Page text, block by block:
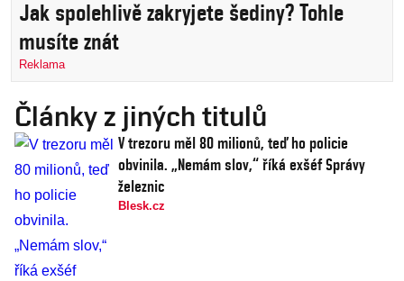
Jak spolehlivě zakryjete šediny? Tohle
musíte znát
Reklama
Články z jiných titulů
V trezoru měl 80 milionů, teď ho policie
obvinila. „Nemám slov,“ říká exšéf Správy
železnic
Blesk.cz